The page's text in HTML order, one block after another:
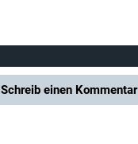
Schreib einen Kommentar